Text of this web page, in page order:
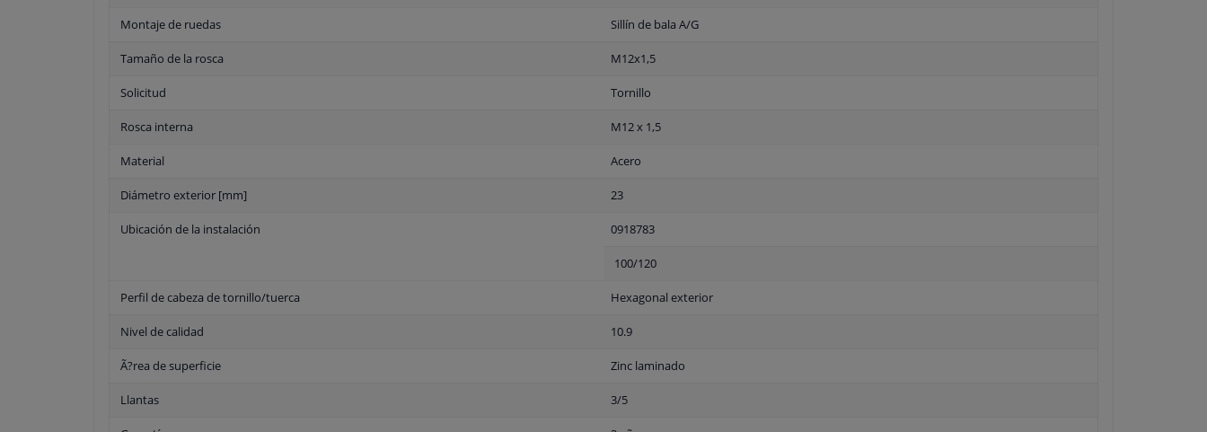
Montaje de ruedas Sillín de bala A/G
Tamaño de la rosca M12x1,5
Solicitud Tornillo
Rosca interna M12 x 1,5
Material Acero
Diámetro exterior [mm] 23
Ubicación de la instalación 0918783
100/120
Perfil de cabeza de tornillo/tuerca Hexagonal exterior
Nivel de calidad 10.9
Ã?rea de superficie Zinc laminado
Llantas 3/5